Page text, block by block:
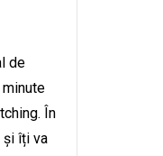
de
În
și îți va